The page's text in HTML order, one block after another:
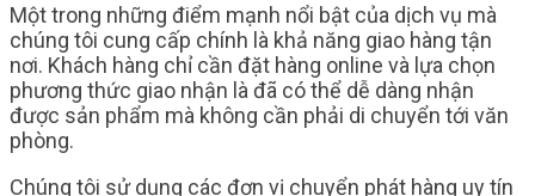
Một trong những điểm mạnh nổi bật của dịch vụ mà
chúng tôi cung cấp chính là khả năng giao hàng tận
nơi. Khách hàng chỉ cần đặt hàng online và lựa chọn
phương thức giao nhận là đã có thể dễ dàng nhận
được sản phẩm mà không cần phải di chuyển tới văn
phòng.
Chúng tôi sử dụng các đơn vị chuyển phát hàng uy tín